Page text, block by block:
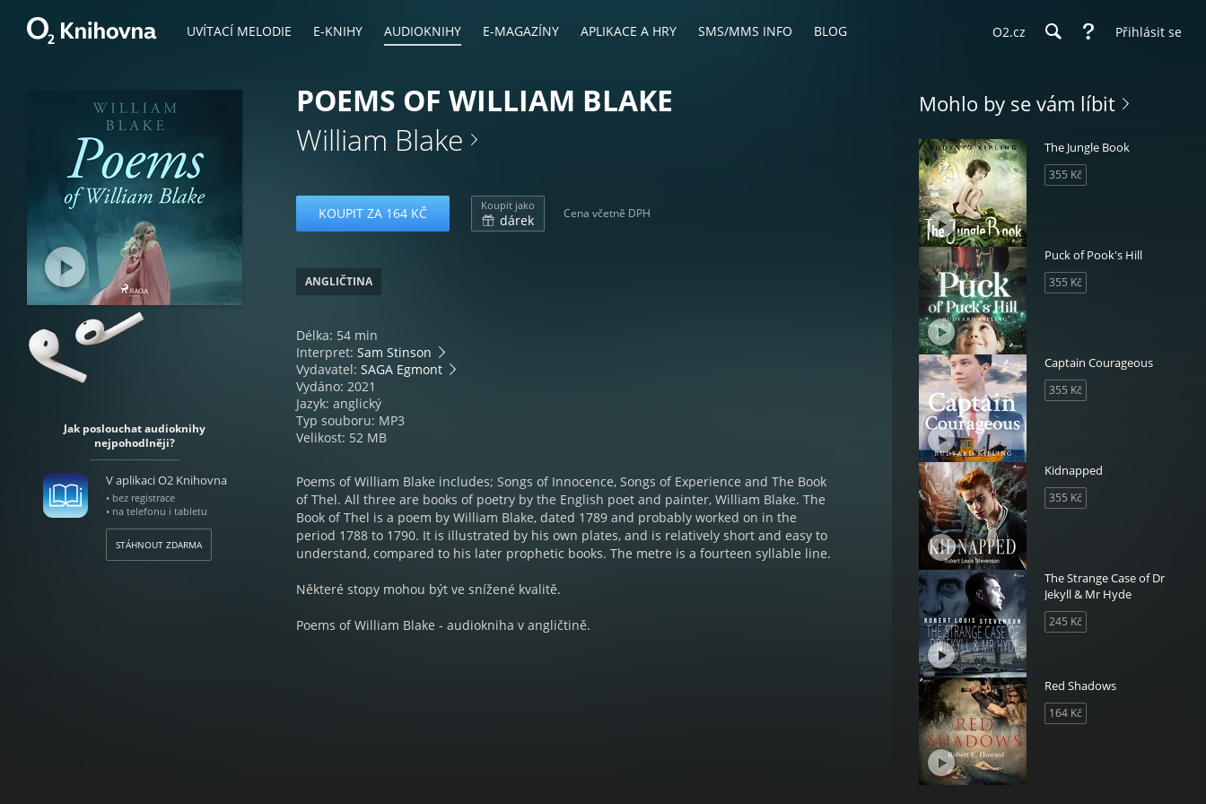
UVÍTACÍ MELODIE E-KNIHY AUDIOKNIHY E-MAGAZÍNY APLIKACE A HRY SMS/MMS INFO BLOG O2.cz Přihlásit se
Jak poslouchat audioknihy
nejpohodlněji?
V aplikaci O2 Knihovna
• bez registrace
• na telefonu i tabletu
STÁHNOUT ZDARMA
POEMS OF WILLIAM BLAKE
William Blake
KOUPIT ZA 164 KČ Koupit jako
dárek Cena včetně DPH
ANGLIČTINA
Délka: 54 min
Interpret: Sam Stinson
Vydavatel: SAGA Egmont
Vydáno: 2021
Jazyk: anglický
Typ souboru: MP3
Velikost: 52 MB
Poems of William Blake includes; Songs of Innocence, Songs of Experience and The Book
of Thel. All three are books of poetry by the English poet and painter, William Blake. The
Book of Thel is a poem by William Blake, dated 1789 and probably worked on in the
period 1788 to 1790. It is illustrated by his own plates, and is relatively short and easy to
understand, compared to his later prophetic books. The metre is a fourteen syllable line.
Některé stopy mohou být ve snížené kvalitě.
Poems of William Blake - audiokniha v angličtině.
Mohlo by se vám líbit
The Jungle Book
355 Kč
Puck of Pook's Hill
355 Kč
Captain Courageous
355 Kč
Kidnapped
355 Kč
The Strange Case of Dr
Jekyll & Mr Hyde
245 Kč
Red Shadows
164 Kč